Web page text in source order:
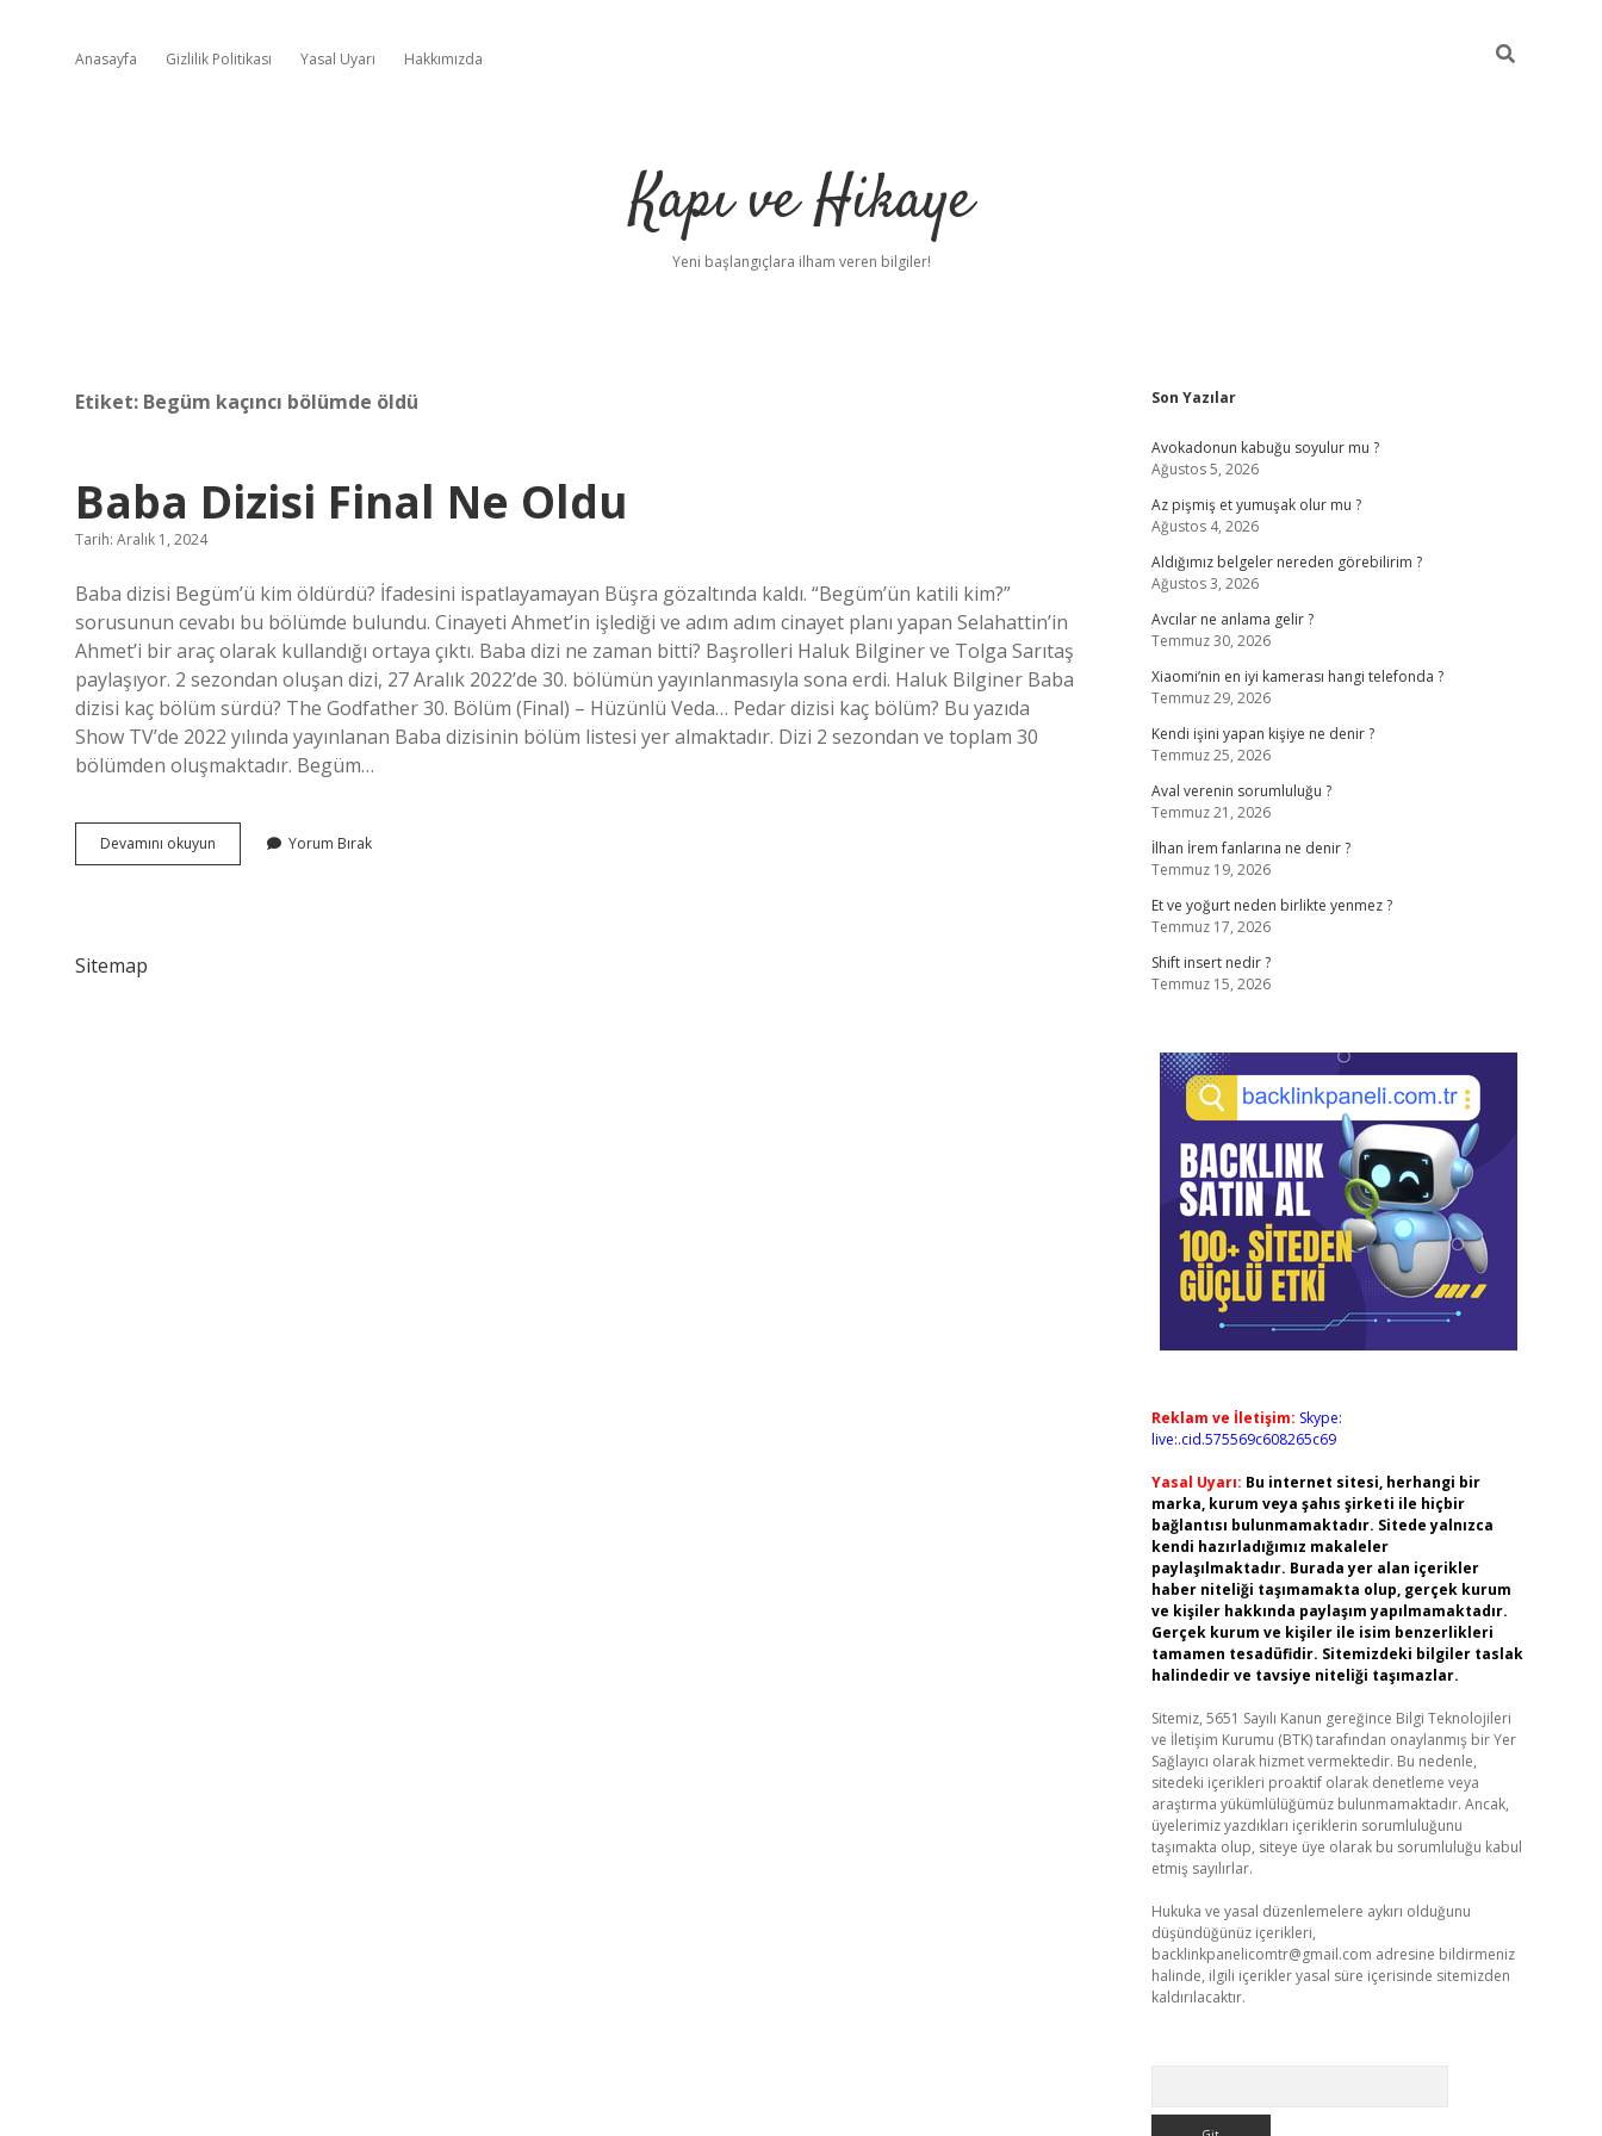
Anasayfa Gizlilik Politikası Yasal Uyarı Hakkımızda
Kapı ve Hikaye
Yeni başlangıçlara ilham veren bilgiler!
Etiket: Begüm kaçıncı bölümde öldü
Baba Dizisi Final Ne Oldu
Tarih: Aralık 1, 2024
Baba dizisi Begüm’ü kim öldürdü? İfadesini ispatlayamayan Büşra gözaltında kaldı. “Begüm’ün katili kim?”
sorusunun cevabı bu bölümde bulundu. Cinayeti Ahmet’in işlediği ve adım adım cinayet planı yapan Selahattin’in
Ahmet’i bir araç olarak kullandığı ortaya çıktı. Baba dizi ne zaman bitti? Başrolleri Haluk Bilginer ve Tolga Sarıtaş
paylaşıyor. 2 sezondan oluşan dizi, 27 Aralık 2022’de 30. bölümün yayınlanmasıyla sona erdi. Haluk Bilginer Baba
dizisi kaç bölüm sürdü? The Godfather 30. Bölüm (Final) – Hüzünlü Veda… Pedar dizisi kaç bölüm? Bu yazıda
Show TV’de 2022 yılında yayınlanan Baba dizisinin bölüm listesi yer almaktadır. Dizi 2 sezondan ve toplam 30
bölümden oluşmaktadır. Begüm…
Devamını okuyun
Dizisi
Yorum Bırak
Sitemap
Sidebar
Son Yazılar
Avokadonun kabuğu soyulur mu ?
Ağustos 5, 2026
Az pişmiş et yumuşak olur mu ?
Ağustos 4, 2026
Aldığımız belgeler nereden görebilirim ?
Ağustos 3, 2026
Avcılar ne anlama gelir ?
Temmuz 30, 2026
Xiaomi’nin en iyi kamerası hangi telefonda ?
Temmuz 29, 2026
Kendi işini yapan kişiye ne denir ?
Temmuz 25, 2026
Aval verenin sorumluluğu ?
Temmuz 21, 2026
İlhan İrem fanlarına ne denir ?
Temmuz 19, 2026
Et ve yoğurt neden birlikte yenmez ?
Temmuz 17, 2026
Shift insert nedir ?
Temmuz 15, 2026
Reklam ve İletişim: Skype:
live:.cid.575569c608265c69
Yasal Uyarı: Bu internet sitesi, herhangi bir
marka, kurum veya şahıs şirketi ile hiçbir
bağlantısı bulunmamaktadır. Sitede yalnızca
kendi hazırladığımız makaleler
paylaşılmaktadır. Burada yer alan içerikler
haber niteliği taşımamakta olup, gerçek kurum
ve kişiler hakkında paylaşım yapılmamaktadır.
Gerçek kurum ve kişiler ile isim benzerlikleri
tamamen tesadüfidir. Sitemizdeki bilgiler taslak
halindedir ve tavsiye niteliği taşımazlar.
Sitemiz, 5651 Sayılı Kanun gereğince Bilgi Teknolojileri
ve İletişim Kurumu (BTK) tarafından onaylanmış bir Yer
Sağlayıcı olarak hizmet vermektedir. Bu nedenle,
sitedeki içerikleri proaktif olarak denetleme veya
araştırma yükümlülüğümüz bulunmamaktadır. Ancak,
üyelerimiz yazdıkları içeriklerin sorumluluğunu
taşımakta olup, siteye üye olarak bu sorumluluğu kabul
etmiş sayılırlar.
Hukuka ve yasal düzenlemelere aykırı olduğunu
düşündüğünüz içerikleri,
backlinkpanelicomtr@gmail.com adresine bildirmeniz
halinde, ilgili içerikler yasal süre içerisinde sitemizden
kaldırılacaktır.